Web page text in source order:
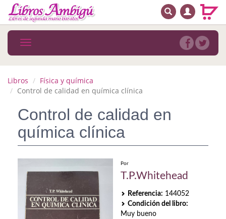
MENÚ PRINCIPAL
Novedades
Arte
Astrología. Ocultismo
Autoayuda. Crecimiento personal
Biografía
BUSCAR
Toggle
navigation
Libros
Física y química
Control de calidad en química clínica
Control de calidad en
química clínica
Por
T.P.Whitehead
Referencia: 144052
Condición del libro:
Muy bueno